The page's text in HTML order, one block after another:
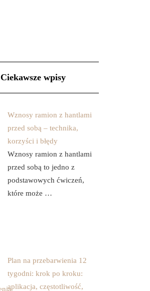
Ciekawsze wpisy
Wznosy ramion z hantlami
przed sobą – technika,
korzyści i błędy
Wznosy ramion z hantlami
przed sobą to jedno z
podstawowych ćwiczeń,
które może …
Plan na przebarwienia 12
tygodni: krok po kroku:
aplikacja, częstotliwość,